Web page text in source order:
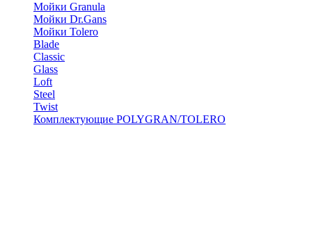
Мойки Granula
Мойки Dr.Gans
Мойки Tolero
Blade
Classic
Glass
Loft
Steel
Twist
Комплектующие POLYGRAN/TOLERO